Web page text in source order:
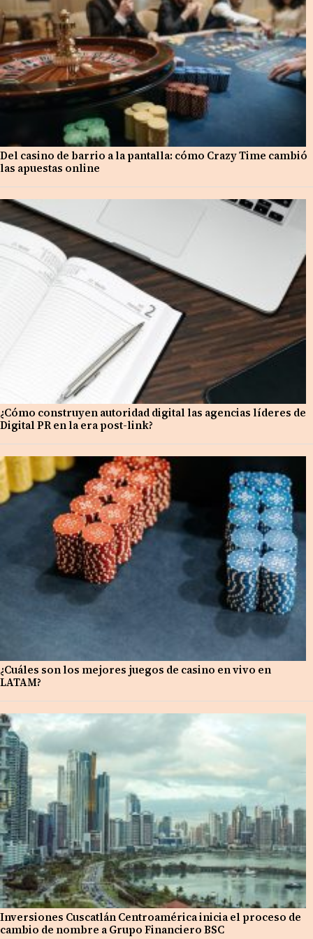
Del casino de barrio a la pantalla: cómo Crazy Time cambió
las apuestas online
¿Cómo construyen autoridad digital las agencias líderes de
Digital PR en la era post-link?
¿Cuáles son los mejores juegos de casino en vivo en
LATAM?
Inversiones Cuscatlán Centroamérica inicia el proceso de
cambio de nombre a Grupo Financiero BSC